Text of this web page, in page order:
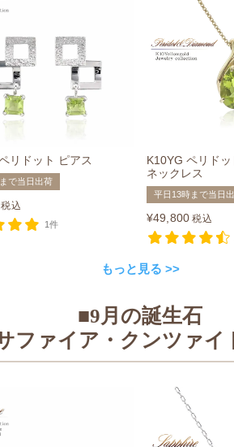
リドット ピアス
で当日出荷
税込
1件
K10YG ペリド
ネックレス
平日13時まで当日
¥49,800 税込
もっと見る >>
■9月の誕生石
ファイア・クンツァイ